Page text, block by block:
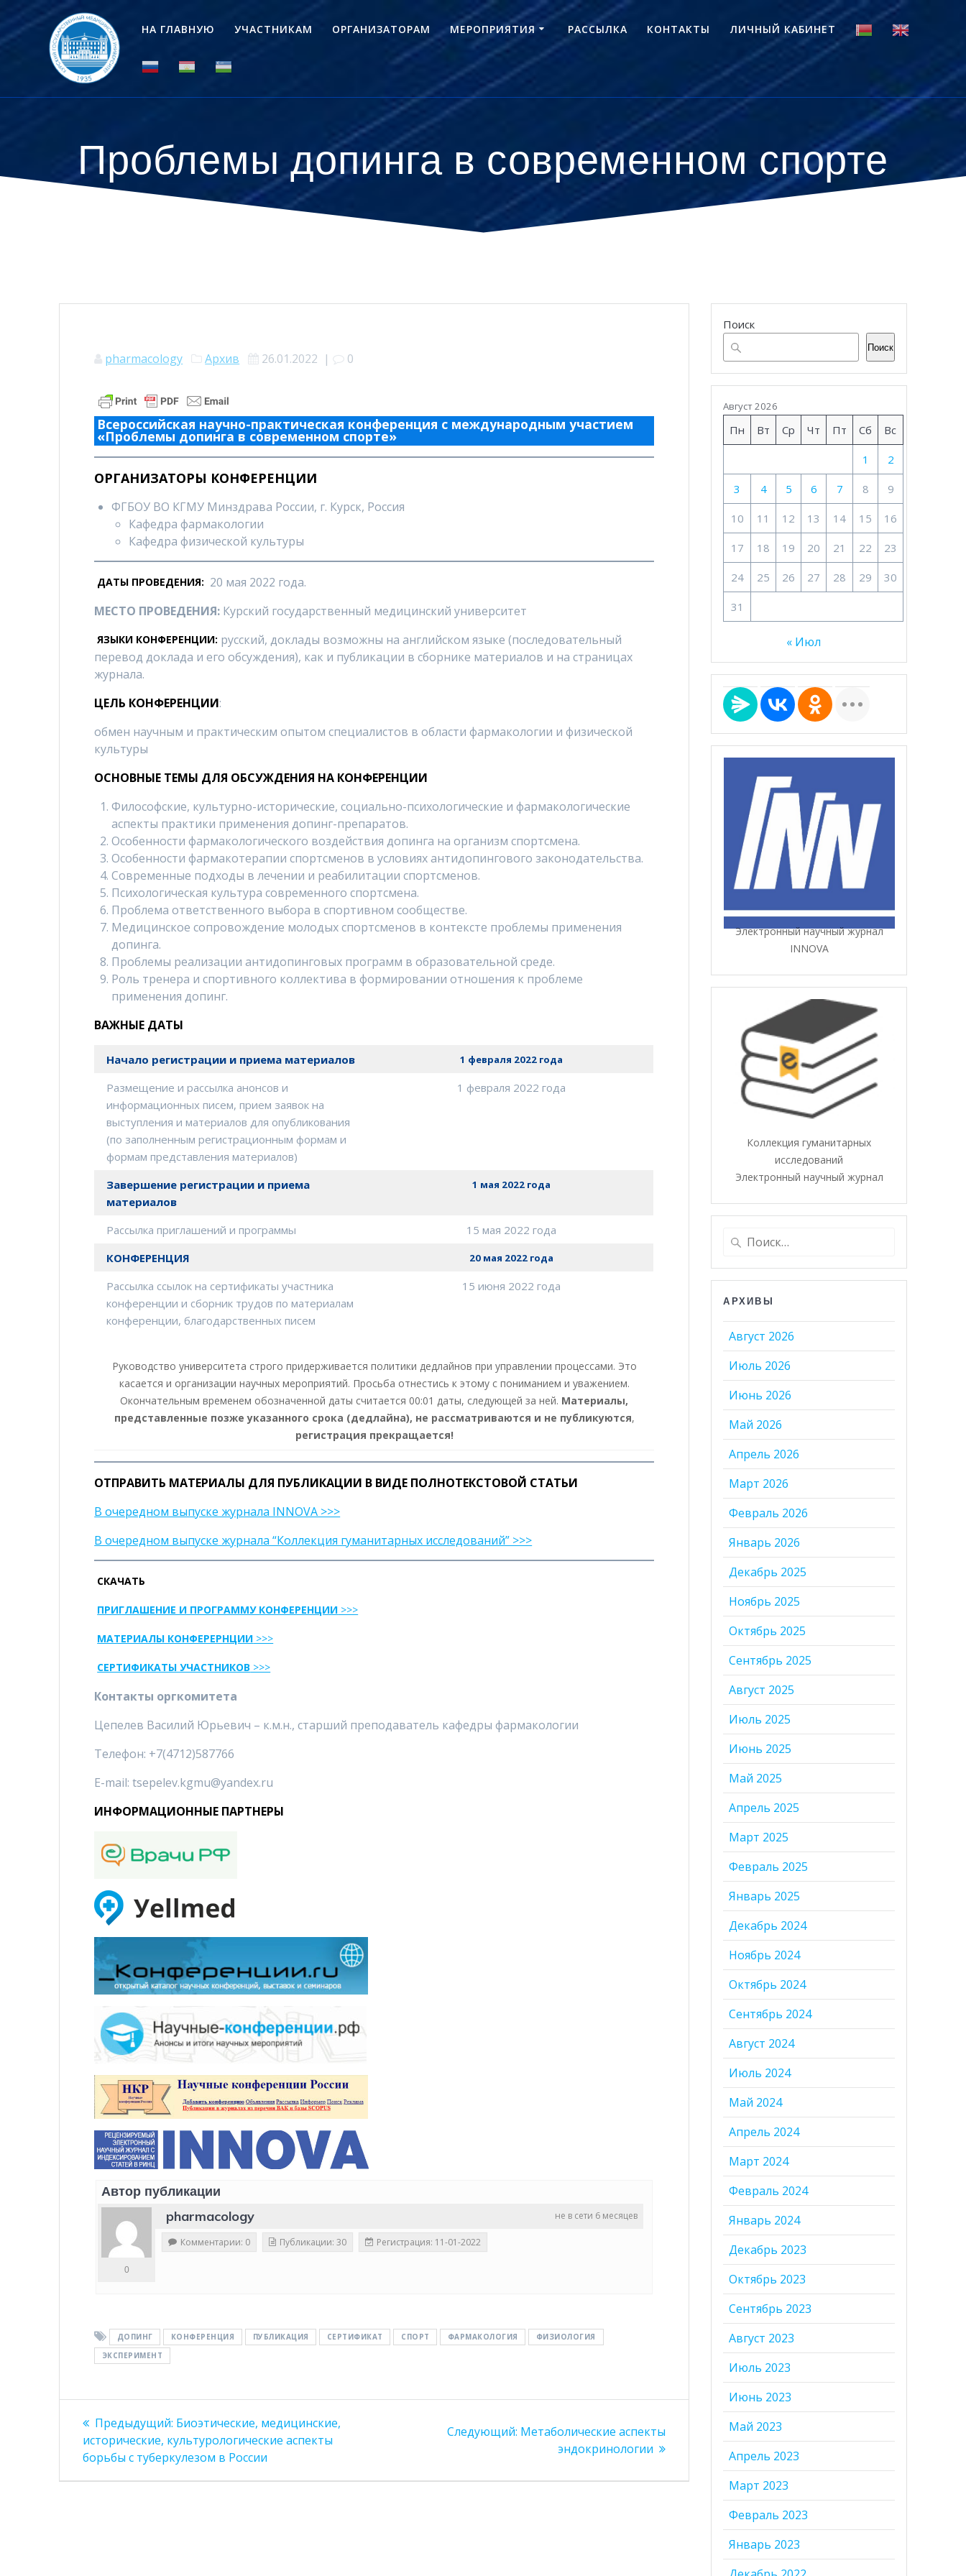
контенту
НА ГЛАВНУЮ УЧАСТНИКАМ ОРГАНИЗАТОРАМ МЕРОПРИЯТИЯ РАССЫЛКА КОНТАКТЫ ЛИЧНЫЙ КАБИНЕТ
Проблемы допинга в современном спорте
pharmacology Архив 26.01.2022 | 0
Всероссийская научно-практическая конференция с международным участием
«Проблемы допинга в современном спорте»
ОРГАНИЗАТОРЫ КОНФЕРЕНЦИИ
ФГБОУ ВО КГМУ Минздрава России, г. Курск, Россия
Кафедра фармакологии
Кафедра физической культуры
ДАТЫ ПРОВЕДЕНИЯ: 20 мая 2022 года.
МЕСТО ПРОВЕДЕНИЯ: Курский государственный медицинский университет
ЯЗЫКИ КОНФЕРЕНЦИИ: русский, доклады возможны на английском языке (последовательный
перевод доклада и его обсуждения), как и публикации в сборнике материалов и на страницах
журнала.
ЦЕЛЬ КОНФЕРЕНЦИИ:
обмен научным и практическим опытом специалистов в области фармакологии и физической
культуры
ОСНОВНЫЕ ТЕМЫ ДЛЯ ОБСУЖДЕНИЯ НА КОНФЕРЕНЦИИ
Философские, культурно-исторические, социально-психологические и фармакологические
аспекты практики применения допинг-препаратов.
Особенности фармакологического воздействия допинга на организм спортсмена.
Особенности фармакотерапии спортсменов в условиях антидопингового законодательства.
Современные подходы в лечении и реабилитации спортсменов.
Психологическая культура современного спортсмена.
Проблема ответственного выбора в спортивном сообществе.
Медицинское сопровождение молодых спортсменов в контексте проблемы применения
допинга.
Проблемы реализации антидопинговых программ в образовательной среде.
Роль тренера и спортивного коллектива в формировании отношения к проблеме
применения допинг.
ВАЖНЫЕ ДАТЫ
Начало регистрации и приема материалов 1 февраля 2022 года
Размещение и рассылка анонсов и
информационных писем, прием заявок на
выступления и материалов для опубликования
(по заполненным регистрационным формам и
формам представления материалов)
1 февраля 2022 года
Завершение регистрации и приема
материалов
1 мая 2022 года
Рассылка приглашений и программы
15 мая 2022 года
КОНФЕРЕНЦИЯ
20 мая 2022 года
Рассылка ссылок на сертификаты участника
конференции и сборник трудов по материалам
конференции, благодарственных писем
15 июня 2022 года
Руководство университета строго придерживается политики дедлайнов при управлении процессами. Это
касается и организации научных мероприятий. Просьба отнестись к этому с пониманием и уважением.
Окончательным временем обозначенной даты считается 00:01 даты, следующей за ней. Материалы,
представленные позже указанного срока (дедлайна), не рассматриваются и не публикуются,
регистрация прекращается!
ОТПРАВИТЬ МАТЕРИАЛЫ ДЛЯ ПУБЛИКАЦИИ В ВИДЕ ПОЛНОТЕКСТОВОЙ СТАТЬИ
В очередном выпуске журнала INNOVA >>>
В очередном выпуске журнала “Коллекция гуманитарных исследований” >>>
СКАЧАТЬ
ПРИГЛАШЕНИЕ И ПРОГРАММУ КОНФЕРЕНЦИИ >>>
МАТЕРИАЛЫ КОНФЕРЕРНЦИИ >>>
СЕРТИФИКАТЫ УЧАСТНИКОВ >>>
Контакты оргкомитета
Цепелев Василий Юрьевич – к.м.н., старший преподаватель кафедры фармакологии
Телефон: +7(4712)587766
E-mail: tsepelev.kgmu@yandex.ru
ИНФОРМАЦИОННЫЕ ПАРТНЕРЫ
Автор публикации
не в сети 6 месяцев
pharmacology
0
Комментарии: 0 Публикации: 30 Регистрация: 11-01-2022
ДОПИНГ КОНФЕРЕНЦИЯ ПУБЛИКАЦИЯ СЕРТИФИКАТ СПОРТ ФАРМАКОЛОГИЯ
ФИЗИОЛОГИЯ
ЭКСПЕРИМЕНТ
Навигация
по
записям
Предыдущий: Предыдущая
запись:
Биоэтические, медицинские,
исторические, культурологические аспекты
борьбы с туберкулезом в России
Следующий: Следующая
запись:
Метаболические аспекты
эндокринологии
Поиск
Поиск
Август 2026
Пн Вт Ср Чт Пт Сб Вс
1 2
3 4 5 6 7 8 9
10 11 12 13 14 15 16
17 18 19 20 21 22 23
24 25 26 27 28 29 30
31
« Июл
Электронный научный журнал
INNOVA
Коллекция гуманитарных
исследований
Электронный научный журнал
Найти:
АРХИВЫ
Август 2026
Июль 2026
Июнь 2026
Май 2026
Апрель 2026
Март 2026
Февраль 2026
Январь 2026
Декабрь 2025
Ноябрь 2025
Октябрь 2025
Сентябрь 2025
Август 2025
Июль 2025
Июнь 2025
Май 2025
Апрель 2025
Март 2025
Февраль 2025
Январь 2025
Декабрь 2024
Ноябрь 2024
Октябрь 2024
Сентябрь 2024
Август 2024
Июль 2024
Май 2024
Апрель 2024
Март 2024
Февраль 2024
Январь 2024
Декабрь 2023
Октябрь 2023
Сентябрь 2023
Август 2023
Июль 2023
Июнь 2023
Май 2023
Апрель 2023
Март 2023
Февраль 2023
Январь 2023